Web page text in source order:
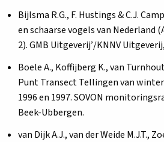
Bijlsma R.G., F. Hustings & C.J.
en schaarse vogels van Nederland
2). GMB Uitgeverij’/KNNV
Boele A., Koffijberg K., van
Punt Transect Tellingen van
1996 en 1997. SOVON
Beek-Ubbergen.
van Dijk A.J., van der Weide M.J.T.,